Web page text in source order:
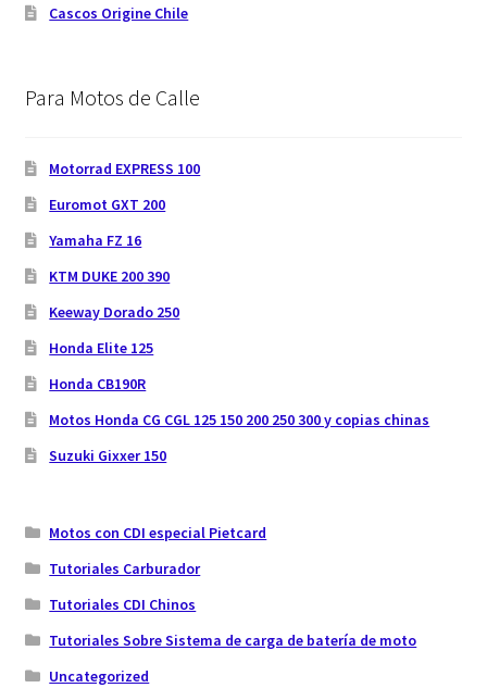
Cascos Origine Chile
Para Motos de Calle
Motorrad EXPRESS 100
Euromot GXT 200
Yamaha FZ 16
KTM DUKE 200 390
Keeway Dorado 250
Honda Elite 125
Honda CB190R
Motos Honda CG CGL 125 150 200 250 300 y copias chinas
Suzuki Gixxer 150
Motos con CDI especial Pietcard
Tutoriales Carburador
Tutoriales CDI Chinos
Tutoriales Sobre Sistema de carga de batería de moto
Uncategorized